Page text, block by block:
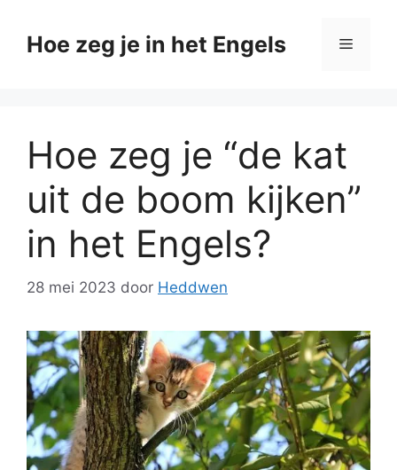
naarHoe zeg je in het Engels Menu
Hoe zeg je “de kat
uit de boom kijken”
in het Engels?
28 mei 2023 door Heddwen